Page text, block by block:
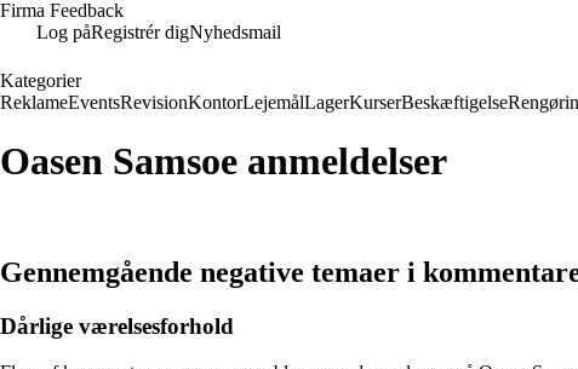
Firma Feedback
Log påRegistrér digNyhedsmail
Kategorier
ReklameEventsRevisionKontorLejemålLagerKurserBeskæftigelse
Oasen Samsoe anmeldelser
Gennemgående negative temaer i
Dårlige værelsesforhold